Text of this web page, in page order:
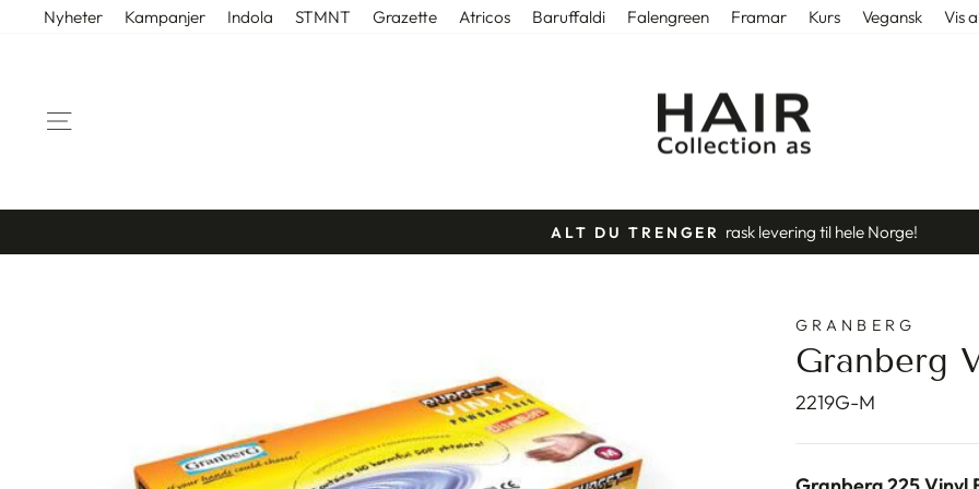
Nyheter Kampanjer Indola STMNT Grazette Atricos Baruffaldi Falengreen Framar Kurs Vegansk Vis
Stopp
NORSK NETTBUTIKK med lager i
GRANBERG
Granberg
2219G-M